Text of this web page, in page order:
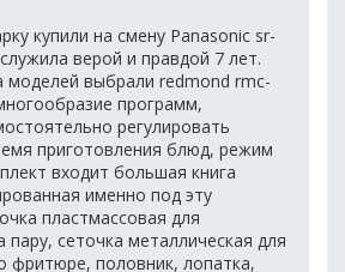
купили на смену Panasonic sr-
верой и правдой 7 лет.
моделей выбрали redmond rmc-
программ,
регулировать
приготовления блюд, режим
входит большая книга
именно под эту
пластмассовая для
пару, сеточка металлическая для
фритюре, половник, лопатка,